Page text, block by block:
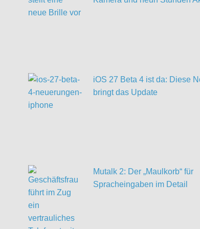
iOS 27 Beta 4 ist da: Diese
bringt das Update
Mutalk 2: Der „Maulkorb“ für
Spracheingaben im Detail